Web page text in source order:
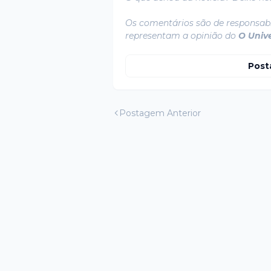
Os comentários são de
representam a opinião do O
Postagem Anterior